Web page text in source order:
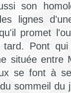
son
lignes
promet
Pont qui
située entre
se font à
sommeil du